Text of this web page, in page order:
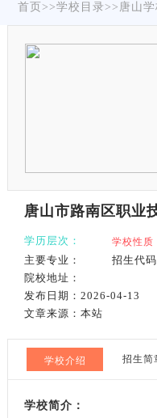
首页 >>学校目录 >> 唐山学
唐山市路南区职业
学历层次： 学校性质
主要专业：
招生代
院校地址：
发布日期：2026-04-13
文章来源：本站
学校介绍 招生简
学校简介：